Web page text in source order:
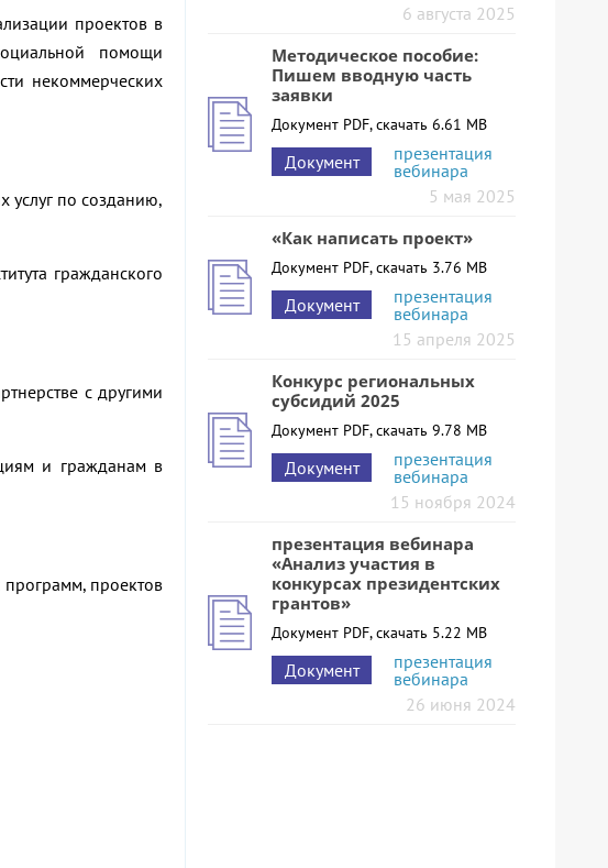
проектов в
помощи
некоммерческих
услуг по созданию,
гражданского
с другими
и гражданам в
проектов
6 августа 2025
Методическое пособие:
Пишем вводную часть
заявки
Документ PDF, скачать 6.61 MB
Документ
презентация
вебинара
5 мая 2025
«Как написать проект»
Документ PDF, скачать 3.76 MB
Документ
презентация
вебинара
15 апреля 2025
Конкурс региональных
субсидий 2025
Документ PDF, скачать 9.78 MB
Документ
презентация
вебинара
15 ноября 2024
презентация вебинара
«Анализ участия в
конкурсах президентских
грантов»
Документ PDF, скачать 5.22 MB
Документ
презентация
вебинара
26 июня 2024